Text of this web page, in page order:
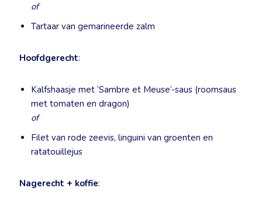
of
Tartaar van gemarineerde zalm
Hoofdgerecht:
Kalfshaasje met ‘Sambre et Meuse’-saus (roomsaus
met tomaten en dragon)
of
Filet van rode zeevis, linguini van groenten en
ratatouillejus
Nagerecht + koffie: